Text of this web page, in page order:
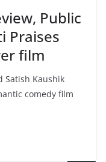
Public
Praises
film
Satish Kaushik
comedy film